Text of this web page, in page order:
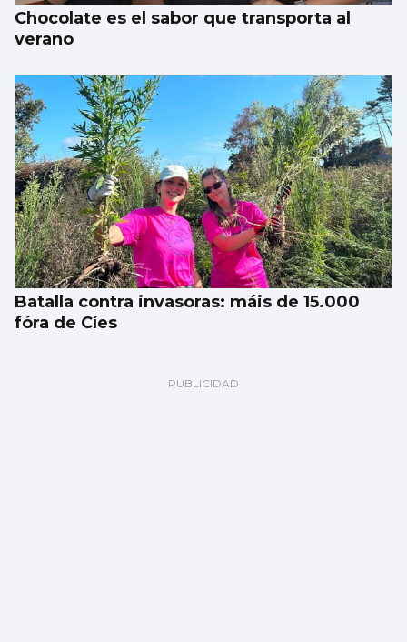
Chocolate es el sabor que transporta al
verano
Batalla contra invasoras: máis de 15.000
fóra de Cíes